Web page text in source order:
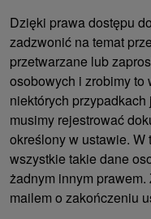
Dzięki prawa dostępu
zadzwonić na temat
przetwarzane lub
osobowych i zrobimy to
niektórych
musimy rejestrować
określony w ustawie.
wszystkie takie dane
żadnym innym
mailem o zakończeniu